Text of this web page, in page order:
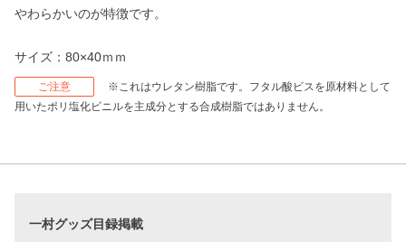
やわらかいのが特徴です。
サイズ：80×40ｍｍ
ご注意
※これはウレタン樹脂です。フタル酸ビスを原材料として
用いたポリ塩化ビニルを主成分とする合成樹脂ではありません。
一村グッズ目録掲載